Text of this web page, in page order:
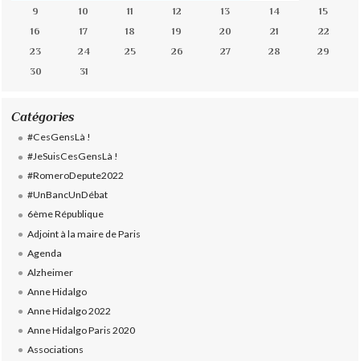
9
10 11 12 13 14
15
16
17 18 19 20 21
22
23
24 25 26 27 28
29
30
31
Catégories
#CesGensLà !
#JeSuisCesGensLà !
#RomeroDepute2022
#UnBancUnDébat
6ème République
Adjoint à la maire de Paris
Agenda
Alzheimer
Anne Hidalgo
Anne Hidalgo 2022
Anne Hidalgo Paris 2020
Associations